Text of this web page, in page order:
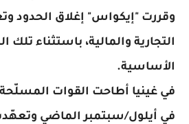
وقررت "إيكواس" إغلاق الحدود
التجارية والمالية، باستثناء تلك
الأساسية.
في غينيا أطاحت القوات
في أيلول/سبتمبر الماضي